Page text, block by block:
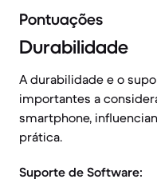
Pontuações
Durabilidade
A durabilidade e o
importantes a
smartphone,
prática.
Suporte de Software: